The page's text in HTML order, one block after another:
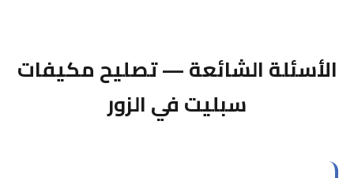
الأسئلة الشائعة — تصليح مكيفات
سبليت في الزور